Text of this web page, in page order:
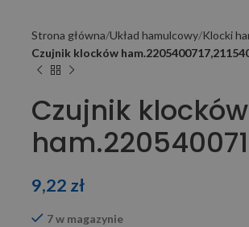
Strona główna Układ hamulcowy Klocki
Czujnik klocków
Czujnik klocków
9,22 zł
7 w magazynie